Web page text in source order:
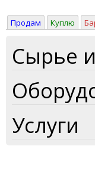
Продам Куплю
Сырье
Услуги